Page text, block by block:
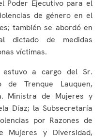
Poder Ejecutivo para el
de género en el
también se abordó en
dictado de medidas
víctimas.
estuvo a cargo del Sr.
de Trenque Lauquen,
Ministra de Mujeres y
Díaz; la Subsecretaría
por Razones de
Mujeres y Diversidad,